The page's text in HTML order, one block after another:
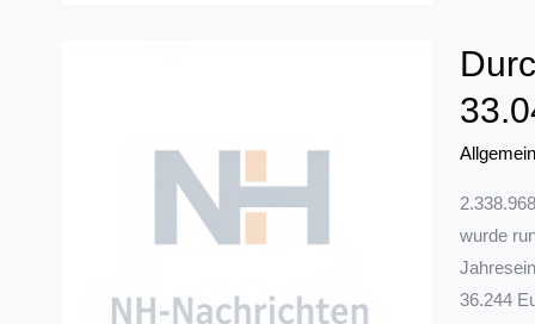
ins
Endung
beeinflusst
von
Fußball-
Allgemein
wurde
36.244